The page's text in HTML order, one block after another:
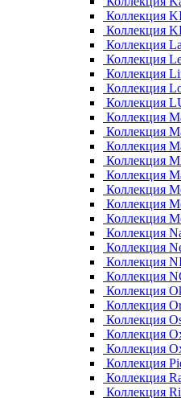
Коллекция
Коллекция
Коллекция
Коллекция
Коллекция
Коллекция
Коллекция
Коллекция
Коллекция
Коллекция
Коллекция
Коллекция
Коллекция
Коллекция
Коллекция
Коллекция
Коллекция
Коллекция
Коллекция
Коллекция
Коллекция
Коллекция
Коллекция
Коллекция
Коллекция
Коллекция
Коллекция